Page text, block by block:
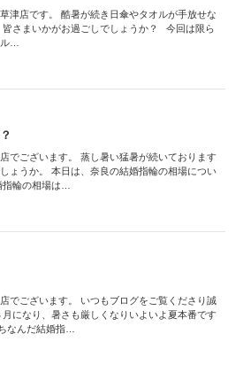
津店です。 酷暑が続き日傘やタオルが手放せな
皆さまいかがお過ごしでしょうか？ 今回は限ら
…
でございます。 蒸し暑い猛暑が続いております
ょうか。 本日は、奈良の結婚指輪の相場につい
輪の相場は…
でございます。 いつもブログをご覧くださり誠
になり、暑さも厳しくなりいよいよ夏本番です
なんだ結婚指…